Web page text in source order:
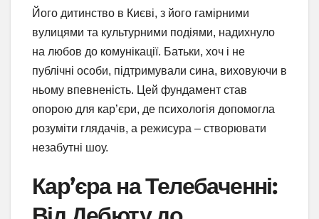
Його дитинство в Києві, з його гамірними
вулицями та культурними подіями, надихнуло
на любов до комунікації. Батьки, хоч і не
публічні особи, підтримували сина, виховуючи в
ньому впевненість. Цей фундамент став
опорою для кар’єри, де психологія допомогла
розуміти глядачів, а режисура – створювати
незабутні шоу.
Кар’єра на Телебаченні: